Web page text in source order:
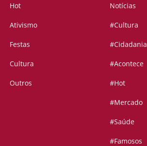
Hot
Ativismo
Festas
Cultura
Outros
Notícias
#Cultura
#Cidadania
#Acontece
#Hot
#Mercado
#Saúde
#Famosos